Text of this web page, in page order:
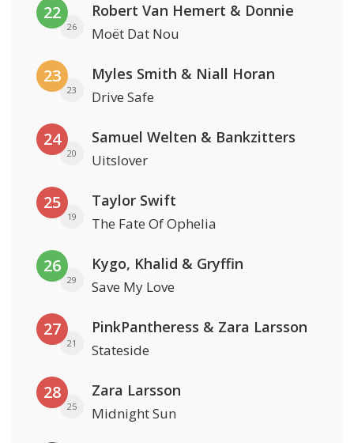
22
26
Robert Van Hemert & Donnie
Moët Dat Nou
23
23
Myles Smith & Niall Horan
Drive Safe
24
20
Samuel Welten & Bankzitters
Uitslover
25
19
Taylor Swift
The Fate Of Ophelia
26
29
Kygo, Khalid & Gryffin
Save My Love
27
21
PinkPantheress & Zara Larsson
Stateside
28
25
Zara Larsson
Midnight Sun